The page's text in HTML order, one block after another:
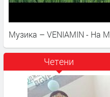
Музика – VENIAMIN - На
Четени